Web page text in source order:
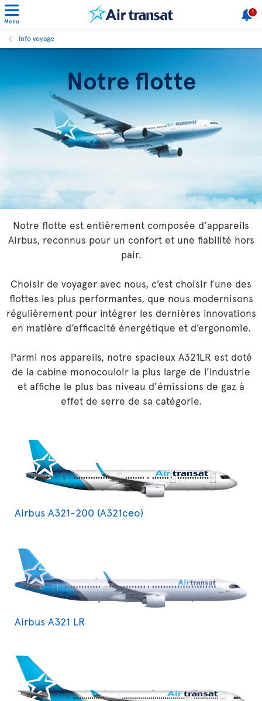
Menu
1
Info voyage
Notre flotte
Notre flotte est entièrement composée d’appareils
Airbus, reconnus pour un confort et une fiabilité hors
pair.
Choisir de voyager avec nous, c’est choisir l’une des
flottes les plus performantes, que nous modernisons
régulièrement pour intégrer les dernières innovations
en matière d’efficacité énergétique et d’ergonomie.
Parmi nos appareils, notre spacieux A321LR est doté
de la cabine monocouloir la plus large de l'industrie
et affiche le plus bas niveau d'émissions de gaz à
effet de serre de sa catégorie.
Airbus A321-200 (A321ceo)
Airbus A321 LR